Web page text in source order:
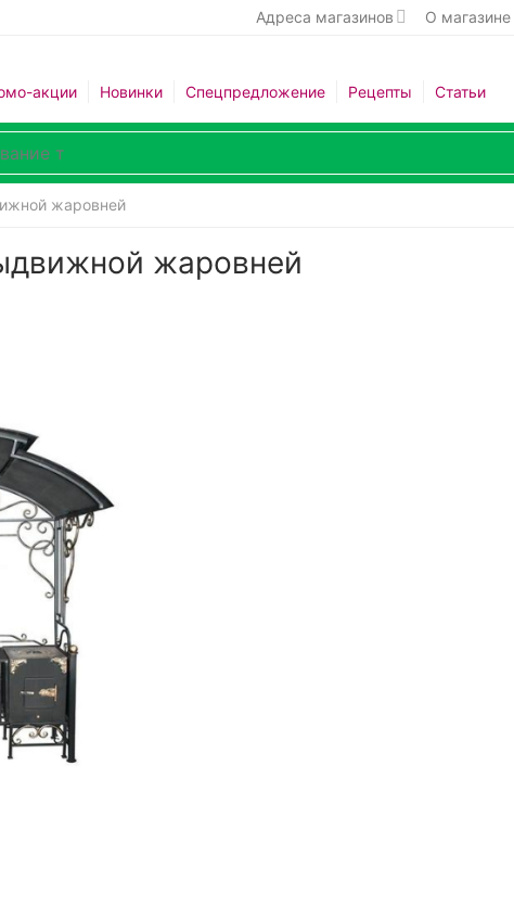
Адреса магазинов О магазине
акции Новинки Спецпредложение Рецепты Статьи
жаровней
жаровней